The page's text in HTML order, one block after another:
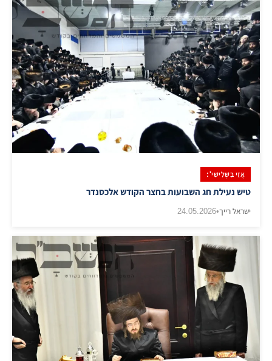
אֲזַי בַּשְּׁלִישִׁי':
טיש נעילת חג השבועות בחצר הקודש אלכסנדר
ישראל רייך•
24.05.2026